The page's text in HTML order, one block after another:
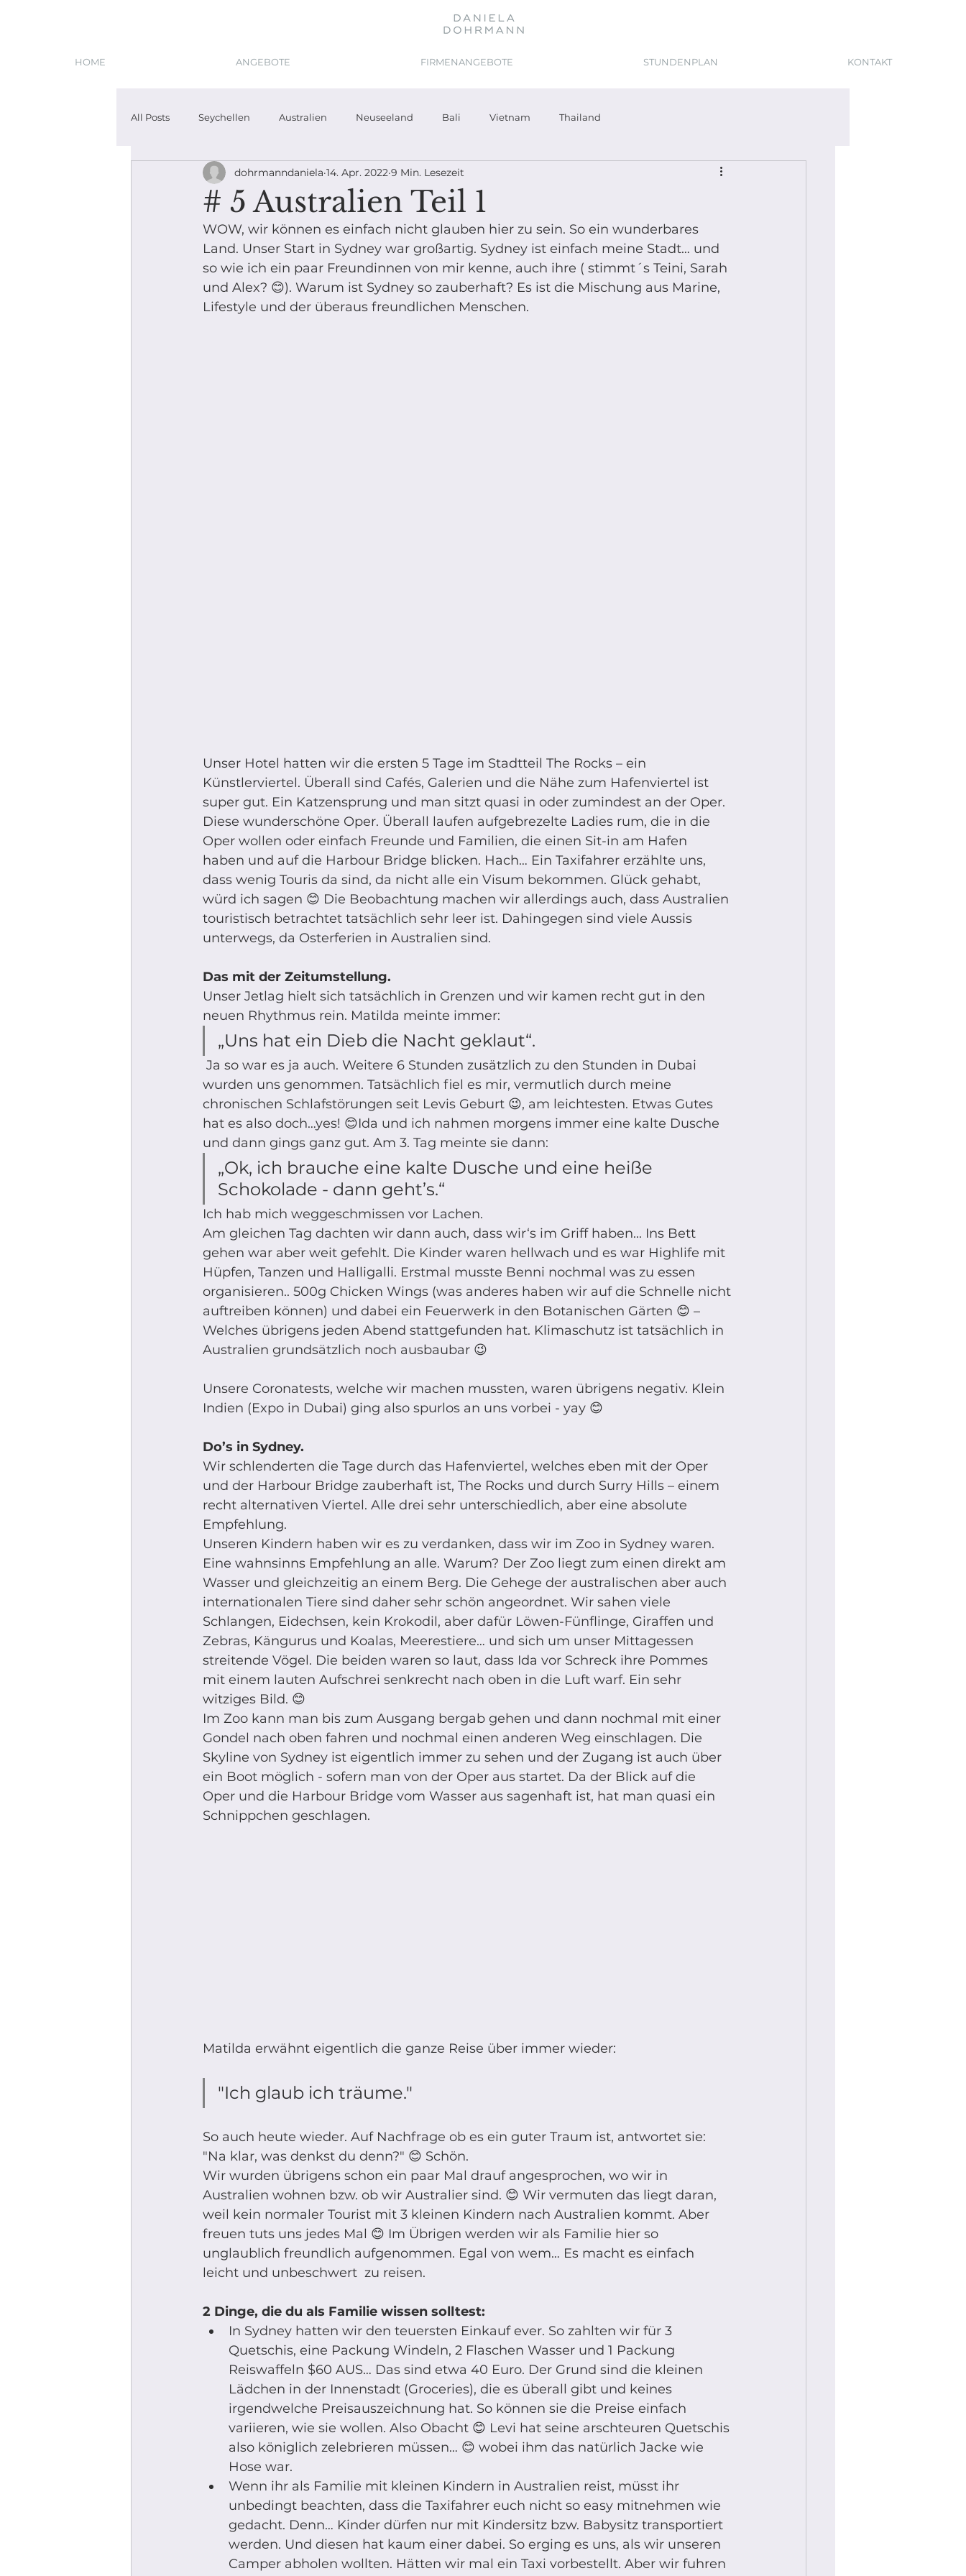
HOME ANGEBOTE FIRMENANGEBOTE STUNDENPLAN KONTAKT
All Posts Seychellen Australien Neuseeland Bali Vietnam Thailand
# 5 Australien Teil 1
dohrmanndaniela 14. Apr. 2022 9 Min. Lesezeit
WOW, wir können es einfach nicht glauben hier zu sein. So ein wunderbares
Land. Unser Start in Sydney war großartig. Sydney ist einfach meine Stadt… und
so wie ich ein paar Freundinnen von mir kenne, auch ihre ( stimmt´s Teini, Sarah
und Alex? 😊). Warum ist Sydney so zauberhaft? Es ist die Mischung aus Marine,
Lifestyle und der überaus freundlichen Menschen.
Unser Hotel hatten wir die ersten 5 Tage im Stadtteil The Rocks – ein
Künstlerviertel. Überall sind Cafés, Galerien und die Nähe zum Hafenviertel ist
super gut. Ein Katzensprung und man sitzt quasi in oder zumindest an der Oper.
Diese wunderschöne Oper. Überall laufen aufgebrezelte Ladies rum, die in die
Oper wollen oder einfach Freunde und Familien, die einen Sit-in am Hafen
haben und auf die Harbour Bridge blicken. Hach… Ein Taxifahrer erzählte uns,
dass wenig Touris da sind, da nicht alle ein Visum bekommen. Glück gehabt,
würd ich sagen 😊 Die Beobachtung machen wir allerdings auch, dass Australien
touristisch betrachtet tatsächlich sehr leer ist. Dahingegen sind viele Aussis
unterwegs, da Osterferien in Australien sind.
Das mit der Zeitumstellung.
Unser Jetlag hielt sich tatsächlich in Grenzen und wir kamen recht gut in den
neuen Rhythmus rein. Matilda meinte immer:
„Uns hat ein Dieb die Nacht geklaut“.
wurden uns genommen. Tatsächlich fiel es mir, vermutlich durch meine
chronischen Schlafstörungen seit Levis Geburt 😉, am leichtesten. Etwas Gutes
hat es also doch…yes! 😊Ida und ich nahmen morgens immer eine kalte Dusche
und dann gings ganz gut. Am 3. Tag meinte sie dann:
„Ok, ich brauche eine kalte Dusche und eine heiße
Schokolade - dann geht’s.“
Ich hab mich weggeschmissen vor Lachen.
Am gleichen Tag dachten wir dann auch, dass wir‘s im Griff haben... Ins Bett
gehen war aber weit gefehlt. Die Kinder waren hellwach und es war Highlife mit
Hüpfen, Tanzen und Halligalli. Erstmal musste Benni nochmal was zu essen
organisieren.. 500g Chicken Wings (was anderes haben wir auf die Schnelle nicht
auftreiben können) und dabei ein Feuerwerk in den Botanischen Gärten 😊 –
Welches übrigens jeden Abend stattgefunden hat. Klimaschutz ist tatsächlich in
Australien grundsätzlich noch ausbaubar 😉
Unsere Coronatests, welche wir machen mussten, waren übrigens negativ. Klein
Indien (Expo in Dubai) ging also spurlos an uns vorbei - yay 😊
Do’s in Sydney.
Wir schlenderten die Tage durch das Hafenviertel, welches eben mit der Oper
und der Harbour Bridge zauberhaft ist, The Rocks und durch Surry Hills – einem
recht alternativen Viertel. Alle drei sehr unterschiedlich, aber eine absolute
Empfehlung.
Unseren Kindern haben wir es zu verdanken, dass wir im Zoo in Sydney waren.
Eine wahnsinns Empfehlung an alle. Warum? Der Zoo liegt zum einen direkt am
Wasser und gleichzeitig an einem Berg. Die Gehege der australischen aber auch
internationalen Tiere sind daher sehr schön angeordnet. Wir sahen viele
Schlangen, Eidechsen, kein Krokodil, aber dafür Löwen-Fünflinge, Giraffen und
Zebras, Kängurus und Koalas, Meerestiere… und sich um unser Mittagessen
streitende Vögel. Die beiden waren so laut, dass Ida vor Schreck ihre Pommes
mit einem lauten Aufschrei senkrecht nach oben in die Luft warf. Ein sehr
witziges Bild. 😊
Im Zoo kann man bis zum Ausgang bergab gehen und dann nochmal mit einer
Gondel nach oben fahren und nochmal einen anderen Weg einschlagen. Die
Skyline von Sydney ist eigentlich immer zu sehen und der Zugang ist auch über
ein Boot möglich - sofern man von der Oper aus startet. Da der Blick auf die
Oper und die Harbour Bridge vom Wasser aus sagenhaft ist, hat man quasi ein
Schnippchen geschlagen.
Matilda erwähnt eigentlich die ganze Reise über immer wieder:
"Ich glaub ich träume."
So auch heute wieder. Auf Nachfrage ob es ein guter Traum ist, antwortet sie:
"Na klar, was denkst du denn?" 😊 Schön.
Wir wurden übrigens schon ein paar Mal drauf angesprochen, wo wir in
Australien wohnen bzw. ob wir Australier sind. 😊 Wir vermuten das liegt daran,
weil kein normaler Tourist mit 3 kleinen Kindern nach Australien kommt. Aber
freuen tuts uns jedes Mal 😊 Im Übrigen werden wir als Familie hier so
unglaublich freundlich aufgenommen. Egal von wem… Es macht es einfach
leicht und unbeschwert  zu reisen.
2 Dinge, die du als Familie wissen solltest:
In Sydney hatten wir den teuersten Einkauf ever. So zahlten wir für 3
Quetschis, eine Packung Windeln, 2 Flaschen Wasser und 1 Packung
Reiswaffeln $60 AUS… Das sind etwa 40 Euro. Der Grund sind die kleinen
Lädchen in der Innenstadt (Groceries), die es überall gibt und keines
irgendwelche Preisauszeichnung hat. So können sie die Preise einfach
variieren, wie sie wollen. Also Obacht 😊 Levi hat seine arschteuren Quetschis
also königlich zelebrieren müssen… 😊 wobei ihm das natürlich Jacke wie
Hose war.
Wenn ihr als Familie mit kleinen Kindern in Australien reist, müsst ihr
unbedingt beachten, dass die Taxifahrer euch nicht so easy mitnehmen wie
gedacht. Denn… Kinder dürfen nur mit Kindersitz bzw. Babysitz transportiert
werden. Und diesen hat kaum einer dabei. So erging es uns, als wir unseren
Camper abholen wollten. Hätten wir mal ein Taxi vorbestellt. Aber wir fuhren